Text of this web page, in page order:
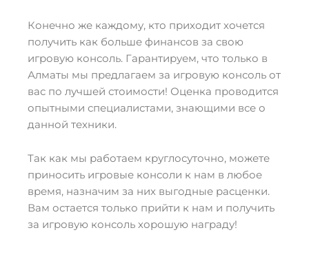
Конечно же каждому, кто приходит хочется
получить как больше финансов за свою
игровую консоль. Гарантируем, что только в
Алматы мы предлагаем за игровую консоль от
вас по лучшей стоимости! Оценка проводится
опытными специалистами, знающими все о
данной техники.
Так как мы работаем круглосуточно, можете
приносить игровые консоли к нам в любое
время, назначим за них выгодные расценки.
Вам остается только прийти к нам и получить
за игровую консоль хорошую награду!